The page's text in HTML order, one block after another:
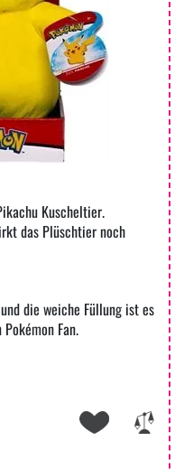
Kuscheltier.
das Plüschtier noch
die weiche Füllung ist es
Fan.